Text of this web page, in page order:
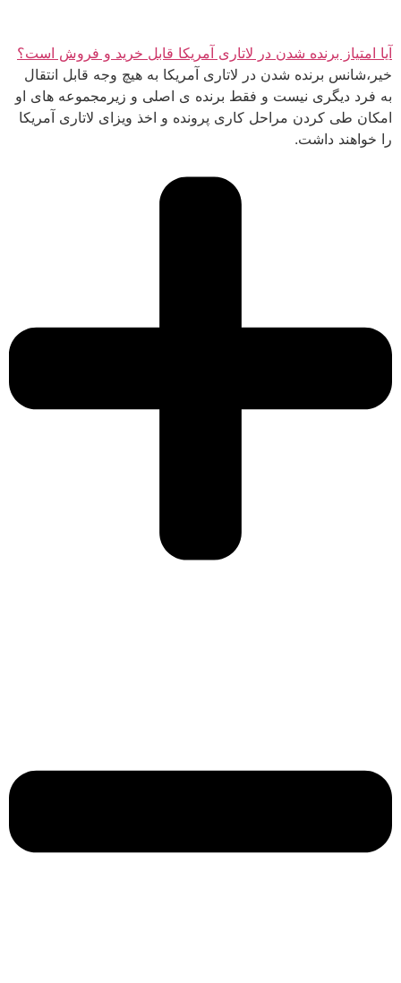
آیا امتیاز برنده شدن در لاتاری آمریکا قابل خرید و فروش است؟
خیر،شانس برنده شدن در لاتاری آمریکا به هیچ وجه قابل انتقال
به فرد دیگری نیست و فقط برنده ی اصلی و زیرمجموعه های او
امکان طی کردن مراحل کاری پرونده و اخذ ویزای لاتاری آمریکا
را خواهند داشت.